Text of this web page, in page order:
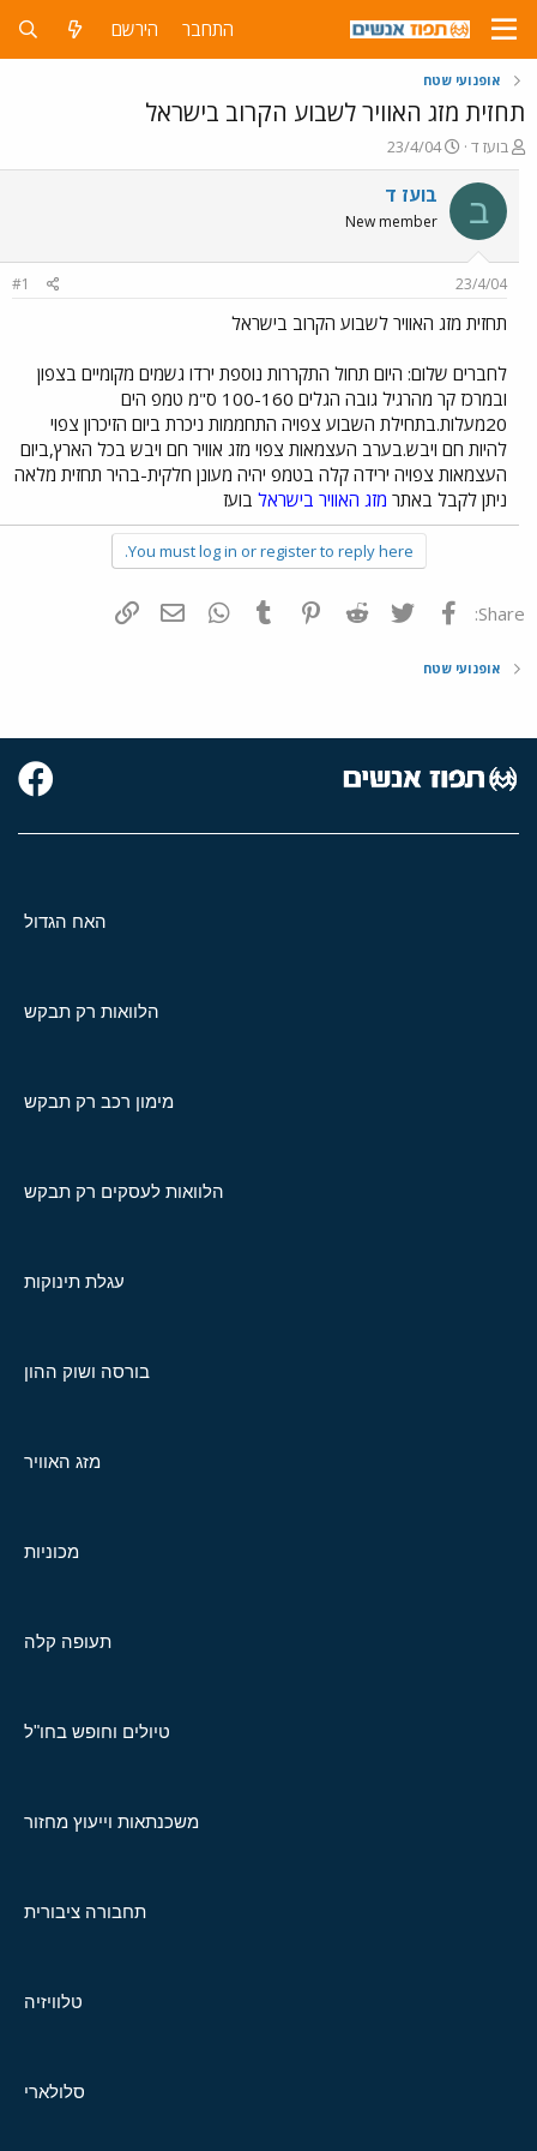
התחבר הירשם
אופנועי שטח
תחזית מזג האוויר לשבוע הקרוב בישראל
פ
ו
ת
ח
ה
ש
א
בועז ד
פ
ו
ר
ם
ר
23/4/04
ב בועז ד
New member
23/4/04
#1
תחזית מזג האוויר לשבוע הקרוב בישראל
לחברים שלום: היום תחול התקררות נוספת ירדו גשמים מקומיים בצפון
ובמרכז קר מהרגיל גובה הגלים 100-160 ס"מ טמפ הים
20מעלות.בתחילת השבוע צפויה התחממות ניכרת ביום הזיכרון צפוי
להיות חם ויבש.בערב העצמאות צפוי מזג אוויר חם ויבש בכל הארץ,ביום
העצמאות צפויה ירידה קלה בטמפ יהיה מעונן חלקית-בהיר תחזית מלאה
ניתן לקבל באתר מזג האוויר בישראל בועז
You must log in or register to reply here.
Share: פייסבוק Twitter
Reddit
Pinterest
Tumblr
WhatsAppדואר אלקטרוני
אופנועי שטח
האח הגדול
הלוואות רק תבקש
מימון רכב רק תבקש
הלוואות לעסקים רק תבקש
עגלת תינוקות
בורסה ושוק ההון
מזג האוויר
מכוניות
תעופה קלה
טיולים וחופש בחו"ל
משכנתאות וייעוץ מחזור
תחבורה ציבורית
טלוויזיה
סלולארי